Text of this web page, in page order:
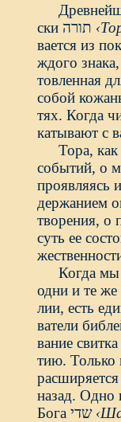
вается из
ждого
товленная
собой
тях. Когда
катывают с
Тора,
событий, о
проявляясь
держанием
творения, о
суть ее
Когда мы
одни и те
лии, есть
ватели
вание
тию. Только
назад. Одно
Бога שדי